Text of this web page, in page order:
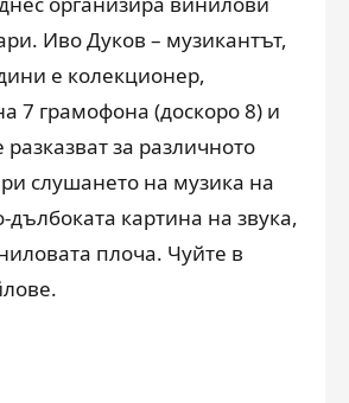
Иво Дуков – музикантът,
е колекционер,
7 грамофона (доскоро 8) и
за различното
слушането на музика на
картина на звука,
плоча. Чуйте в